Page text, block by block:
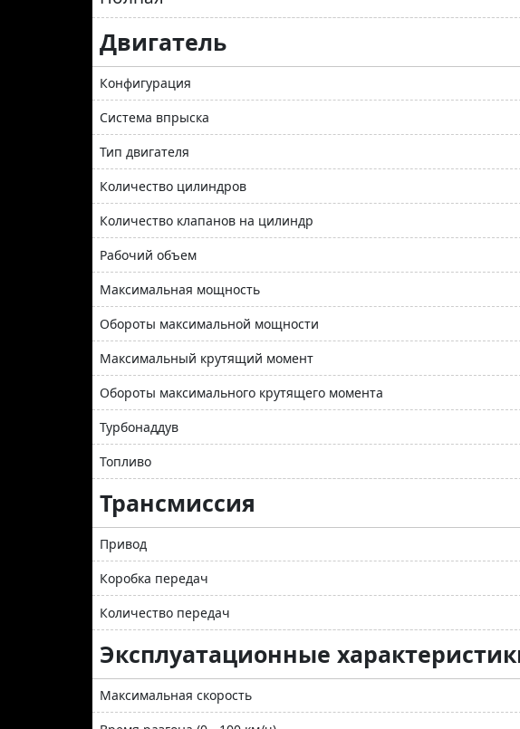
Двигатель
Конфигурация
Система впрыска
Тип двигателя
Количество цилиндров
Количество клапанов на цилиндр
Рабочий объем
Максимальная мощность
Обороты максимальной мощности
Максимальный крутящий момент
Обороты максимального крутящего момента
Турбонаддув
Топливо
Трансмиссия
Привод
Коробка передач
Количество передач
Эксплуатационные
Максимальная скорость